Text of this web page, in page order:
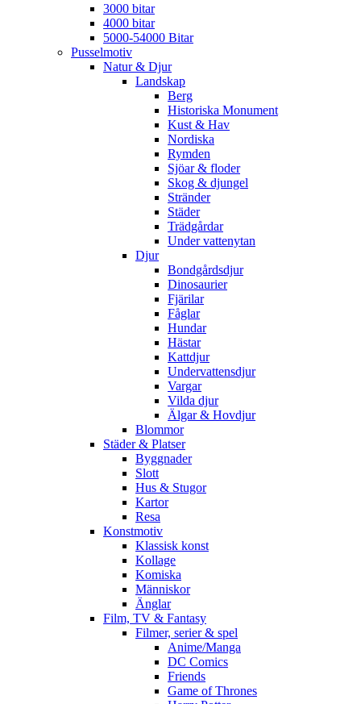
3000 bitar
4000 bitar
5000-54000 Bitar
Pusselmotiv
Natur & Djur
Landskap
Berg
Historiska Monument
Kust & Hav
Nordiska
Rymden
Sjöar & floder
Skog & djungel
Stränder
Städer
Trädgårdar
Under vattenytan
Djur
Bondgårdsdjur
Dinosaurier
Fjärilar
Fåglar
Hundar
Hästar
Kattdjur
Undervattensdjur
Vargar
Vilda djur
Älgar & Hovdjur
Blommor
Städer & Platser
Byggnader
Slott
Hus & Stugor
Kartor
Resa
Konstmotiv
Klassisk konst
Kollage
Komiska
Människor
Änglar
Film, TV & Fantasy
Filmer, serier & spel
Anime/Manga
DC Comics
Friends
Game of Thrones